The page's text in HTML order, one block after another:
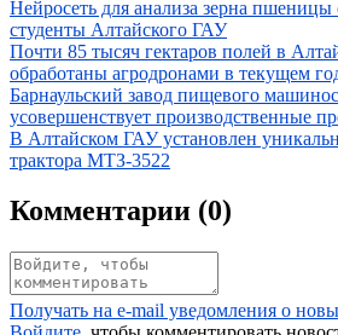
Иллюстрация новости
Нейросеть для анализа зерна
студенты Алтайского ГАУ
Иллюстрация новости
Почти 85 тысяч гектаров полей в
обработаны агродронами в текущем
Иллюстрация новости
Барнаульский завод пищевого
усовершенствует производственные
Иллюстрация новости
В Алтайском ГАУ установлен
трактора МТЗ-3522
Комментарии (0)
Получать на e‑mail уведомления о